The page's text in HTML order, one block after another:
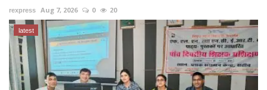
rexpress Aug 7, 2026 0 20
latest